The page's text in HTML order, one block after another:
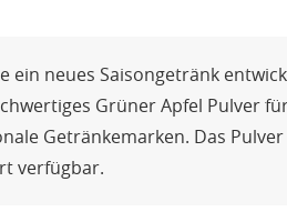
ein neues Saisongetränk
Grüner Apfel Pulver
Getränkemarken. Das
verfügbar.